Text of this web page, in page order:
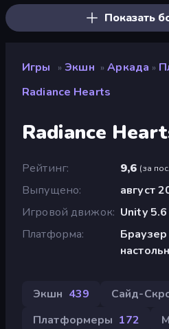
Показать
Игры » Экшн » Аркада »
Radiance Hearts
Radiance
Рейтинг 9,6 (за
Выпущено
август
Игровой движок Unity 5.6
Платформа
Экшн 439 Сайд-
Платформеры 172